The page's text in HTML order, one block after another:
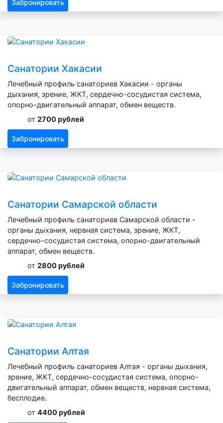
Забронировать
Санатории Хакасии
Лечебный профиль санаториев Хакасии - органы
дыхания, зрение, ЖКТ, сердечно-сосудистая система,
опорно-двигательный аппарат, обмен веществ.
от 2700 рублей
Забронировать
Санатории Самарской области
Лечебный профиль санаториев Самарской области -
органы дыхания, нервная система, зрение, ЖКТ,
сердечно-сосудистая система, опорно-двигательный
аппарат, обмен веществ.
от 2800 рублей
Забронировать
Санатории Алтая
Лечебный профиль санаториев Алтая - органы дыхания,
зрение, ЖКТ, сердечно-сосудистая система, опорно-
двигательный аппарат, обмен веществ, нервная система,
бесплодие.
от 4400 рублей